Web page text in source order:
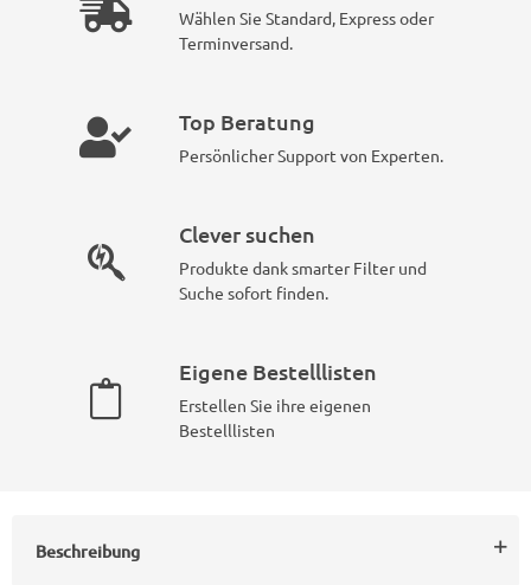
Wählen Sie Standard, Express oder
Terminversand.
Top Beratung
Persönlicher Support von Experten.
Clever suchen
Produkte dank smarter Filter und
Suche sofort finden.
Eigene Bestelllisten
Erstellen Sie ihre eigenen
Bestelllisten
Beschreibung